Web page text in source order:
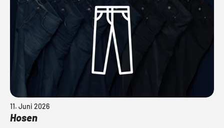
11. Juni 2026
Hosen